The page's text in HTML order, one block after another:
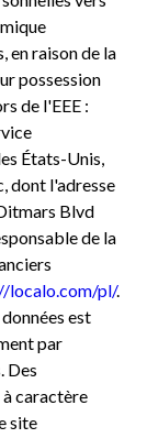
en raison de la
possession
de l'EEE :
États-Unis,
dont l'adresse
Blvd
de la
localo.com/pl/.
est
par
Des
caractère
site